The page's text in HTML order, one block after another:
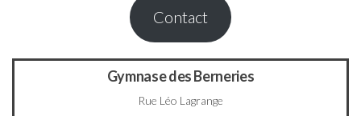
Contact
Gymnase des Berneries
Rue Léo Lagrange